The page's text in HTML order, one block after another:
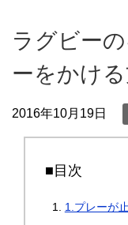
ラグビー
ーをかけ
2016年10月19日
■目次
1.プレーが